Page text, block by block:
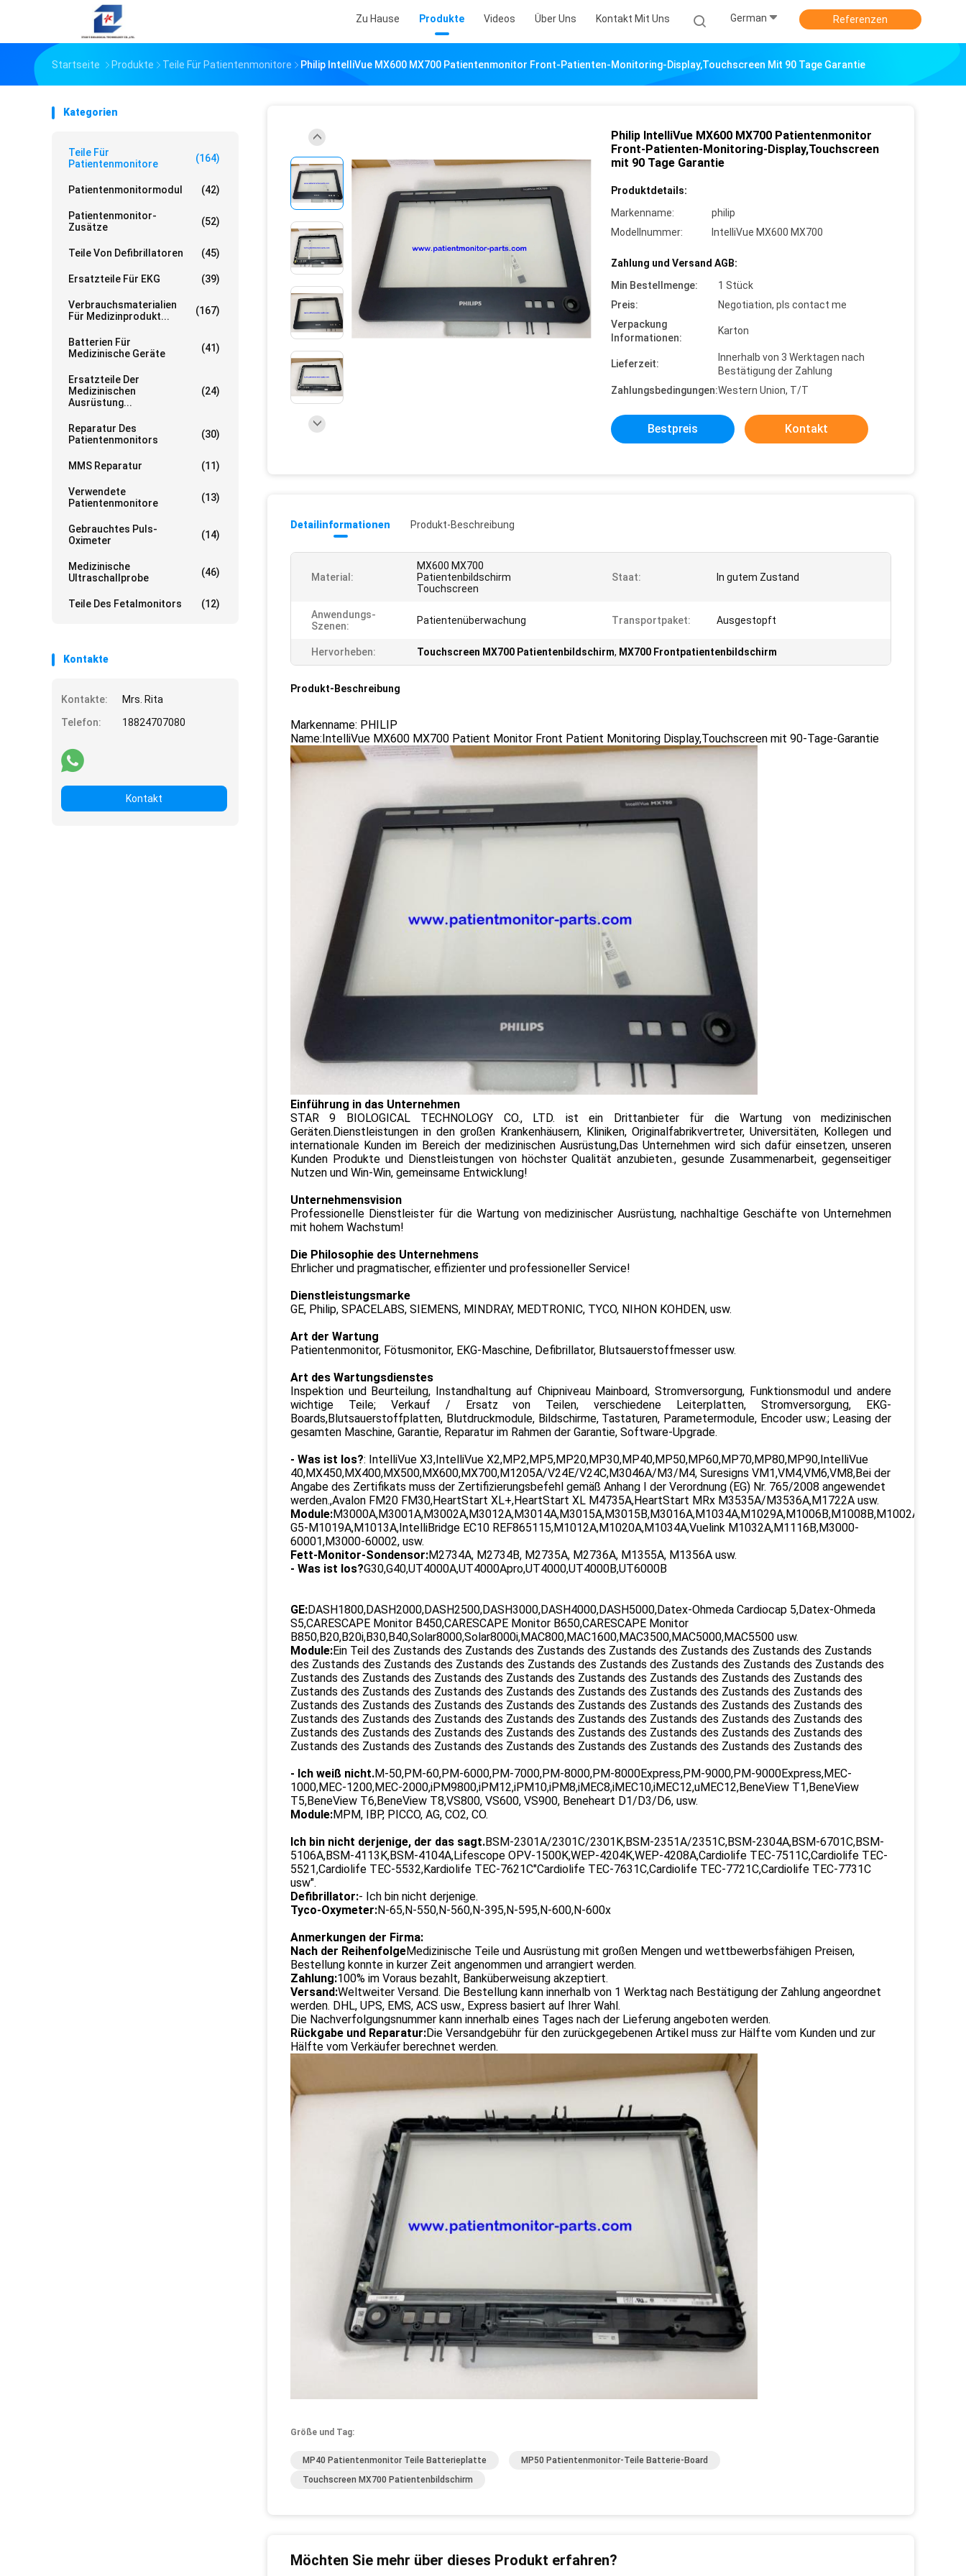
Zu Hause Produkte Videos Über Uns Kontakt Mit Uns German Referenzen
Startseite Produkte Teile Für Patientenmonitore Philip IntelliVue MX600 MX700 Patientenmonitor Front-Patienten-Monitoring-Display,Touchscreen Mit 90 Tage Garantie
Kategorien
Teile Für
Patientenmonitore
(164)
Patientenmonitormodul (42)
Patientenmonitor-
Zusätze
(52)
Teile Von Defibrillatoren (45)
Ersatzteile Für EKG (39)
Verbrauchsmaterialien
Für Medizinprodukt...
(167)
Batterien Für
Medizinische Geräte
(41)
Ersatzteile Der
Medizinischen
Ausrüstung...
(24)
Reparatur Des
Patientenmonitors
(30)
MMS Reparatur (11)
Verwendete
Patientenmonitore
(13)
Gebrauchtes Puls-
Oximeter
(14)
Medizinische
Ultraschallprobe
(46)
Teile Des Fetalmonitors (12)
Kontakte
Kontakte:
Mrs. Rita
Telefon:
18824707080
Kontakt
Philip IntelliVue MX600 MX700 Patientenmonitor
Front-Patienten-Monitoring-Display,Touchscreen
mit 90 Tage Garantie
Produktdetails:
Markenname:
philip
Modellnummer:
IntelliVue MX600 MX700
Zahlung und Versand AGB:
Min Bestellmenge:
1 Stück
Preis:
Negotiation, pls contact me
Verpackung
Informationen:
Karton
Lieferzeit:
Innerhalb von 3 Werktagen nach
Bestätigung der Zahlung
Zahlungsbedingungen:Western Union, T/T
Bestpreis Kontakt
Detailinformationen Produkt-Beschreibung
Material:
MX600 MX700
Patientenbildschirm
Touchscreen
Staat: In gutem Zustand
Anwendungs-
Szenen:
Patientenüberwachung Transportpaket: Ausgestopft
Hervorheben: Touchscreen MX700 Patientenbildschirm, MX700 Frontpatientenbildschirm
Produkt-Beschreibung
Markenname: PHILIP
Name:IntelliVue MX600 MX700 Patient Monitor Front Patient Monitoring Display,Touchscreen mit 90-Tage-Garantie
Einführung in das Unternehmen
STAR 9 BIOLOGICAL TECHNOLOGY CO., LTD. ist ein Drittanbieter für die Wartung von medizinischen
Geräten.Dienstleistungen in den großen Krankenhäusern, Kliniken, Originalfabrikvertreter, Universitäten, Kollegen und
internationale Kunden im Bereich der medizinischen Ausrüstung,Das Unternehmen wird sich dafür einsetzen, unseren
Kunden Produkte und Dienstleistungen von höchster Qualität anzubieten., gesunde Zusammenarbeit, gegenseitiger
Nutzen und Win-Win, gemeinsame Entwicklung!
Unternehmensvision
Professionelle Dienstleister für die Wartung von medizinischer Ausrüstung, nachhaltige Geschäfte von Unternehmen
mit hohem Wachstum!
Die Philosophie des Unternehmens
Ehrlicher und pragmatischer, effizienter und professioneller Service!
Dienstleistungsmarke
GE, Philip, SPACELABS, SIEMENS, MINDRAY, MEDTRONIC, TYCO, NIHON KOHDEN, usw.
Art der Wartung
Patientenmonitor, Fötusmonitor, EKG-Maschine, Defibrillator, Blutsauerstoffmesser usw.
Art des Wartungsdienstes
Inspektion und Beurteilung, Instandhaltung auf Chipniveau Mainboard, Stromversorgung, Funktionsmodul und andere
wichtige Teile; Verkauf / Ersatz von Teilen, verschiedene Leiterplatten, Stromversorgung, EKG-
Boards,Blutsauerstoffplatten, Blutdruckmodule, Bildschirme, Tastaturen, Parametermodule, Encoder usw.; Leasing der
gesamten Maschine, Garantie, Reparatur im Rahmen der Garantie, Software-Upgrade.
- Was ist los?: IntelliVue X3,IntelliVue X2,MP2,MP5,MP20,MP30,MP40,MP50,MP60,MP70,MP80,MP90,IntelliVue
40,MX450,MX400,MX500,MX600,MX700,M1205A/V24E/V24C,M3046A/M3/M4, Suresigns VM1,VM4,VM6,VM8,Bei der
Angabe des Zertifikats muss der Zertifizierungsbefehl gemäß Anhang I der Verordnung (EG) Nr. 765/2008 angewendet
werden.,Avalon FM20 FM30,HeartStart XL+,HeartStart XL M4735A,HeartStart MRx M3535A/M3536A,M1722A usw.
Module:
G5-M1019A,M1013A,IntelliBridge EC10 REF865115,M1012A,M1020A,M1034A,Vuelink M1032A,M1116B,M3000-
60001,M3000-60002, usw.
Fett-Monitor-Sondensor:M2734A, M2734B, M2735A, M2736A, M1355A, M1356A usw.
- Was ist los?G30,G40,UT4000A,UT4000Apro,UT4000,UT4000B,UT6000B
GE:DASH1800,DASH2000,DASH2500,DASH3000,DASH4000,DASH5000,Datex-Ohmeda Cardiocap 5,Datex-Ohmeda
S5,CARESCAPE Monitor B450,CARESCAPE Monitor B650,CARESCAPE Monitor
B850,B20,B20i,B30,B40,Solar8000,Solar8000i,MAC800,MAC1600,MAC3500,MAC5000,MAC5500 usw.
Module:Ein Teil des Zustands des Zustands des Zustands des Zustands des Zustands des Zustands des Zustands
des Zustands des Zustands des Zustands des Zustands des Zustands des Zustands des Zustands des Zustands des
Zustands des Zustands des Zustands des Zustands des Zustands des Zustands des Zustands des Zustands des
Zustands des Zustands des Zustands des Zustands des Zustands des Zustands des Zustands des Zustands des
Zustands des Zustands des Zustands des Zustands des Zustands des Zustands des Zustands des Zustands des
Zustands des Zustands des Zustands des Zustands des Zustands des Zustands des Zustands des Zustands des
Zustands des Zustands des Zustands des Zustands des Zustands des Zustands des Zustands des Zustands des
Zustands des Zustands des Zustands des Zustands des Zustands des Zustands des Zustands des Zustands des
- Ich weiß nicht.M-50,PM-60,PM-6000,PM-7000,PM-8000,PM-8000Express,PM-9000,PM-9000Express,MEC-
1000,MEC-1200,MEC-2000,iPM9800,iPM12,iPM10,iPM8,iMEC8,iMEC10,iMEC12,uMEC12,BeneView T1,BeneView
T5,BeneView T6,BeneView T8,VS800, VS600, VS900, Beneheart D1/D3/D6, usw.
Module:MPM, IBP, PICCO, AG, CO2, CO.
Ich bin nicht derjenige, der das sagt.BSM-2301A/2301C/2301K,BSM-2351A/2351C,BSM-2304A,BSM-6701C,BSM-
5106A,BSM-4113K,BSM-4104A,Lifescope OPV-1500K,WEP-4204K,WEP-4208A,Cardiolife TEC-7511C,Cardiolife TEC-
5521,Cardiolife TEC-5532,Kardiolife TEC-7621C"Cardiolife TEC-7631C,Cardiolife TEC-7721C,Cardiolife TEC-7731C
usw".
Defibrillator:- Ich bin nicht derjenige.
Tyco-Oxymeter:N-65,N-550,N-560,N-395,N-595,N-600,N-600x
Anmerkungen der Firma:
Nach der ReihenfolgeMedizinische Teile und Ausrüstung mit großen Mengen und wettbewerbsfähigen Preisen,
Bestellung konnte in kurzer Zeit angenommen und arrangiert werden.
Zahlung:100% im Voraus bezahlt, Banküberweisung akzeptiert.
Versand:Weltweiter Versand. Die Bestellung kann innerhalb von 1 Werktag nach Bestätigung der Zahlung angeordnet
werden. DHL, UPS, EMS, ACS usw., Express basiert auf Ihrer Wahl.
Die Nachverfolgungsnummer kann innerhalb eines Tages nach der Lieferung angeboten werden.
Rückgabe und Reparatur:Die Versandgebühr für den zurückgegebenen Artikel muss zur Hälfte vom Kunden und zur
Hälfte vom Verkäufer berechnet werden.
Größe und Tag:
MP40 Patientenmonitor Teile Batterieplatte
MP50 Patientenmonitor-Teile Batterie-Board
Touchscreen MX700 Patientenbildschirm
Möchten Sie mehr über dieses Produkt erfahren?